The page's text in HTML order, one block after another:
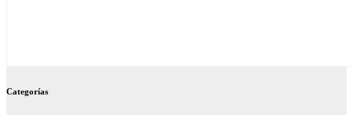
Categorías